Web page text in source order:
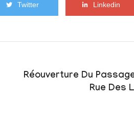
Twitter Linkedin
Réouverture Du
Rue Des